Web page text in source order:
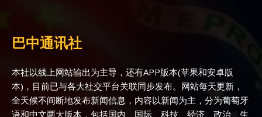
巴中通讯社
本社以线上网站输出为主导，还有APP版本(苹果和安卓版
本)，目前已与各大社交平台关联同步发布。网站每天更新，
全天候不间断地发布新闻信息，内容以新闻为主，分为葡萄牙
语和中文两大版本，包括国内、国际、科技、经济、政治、生